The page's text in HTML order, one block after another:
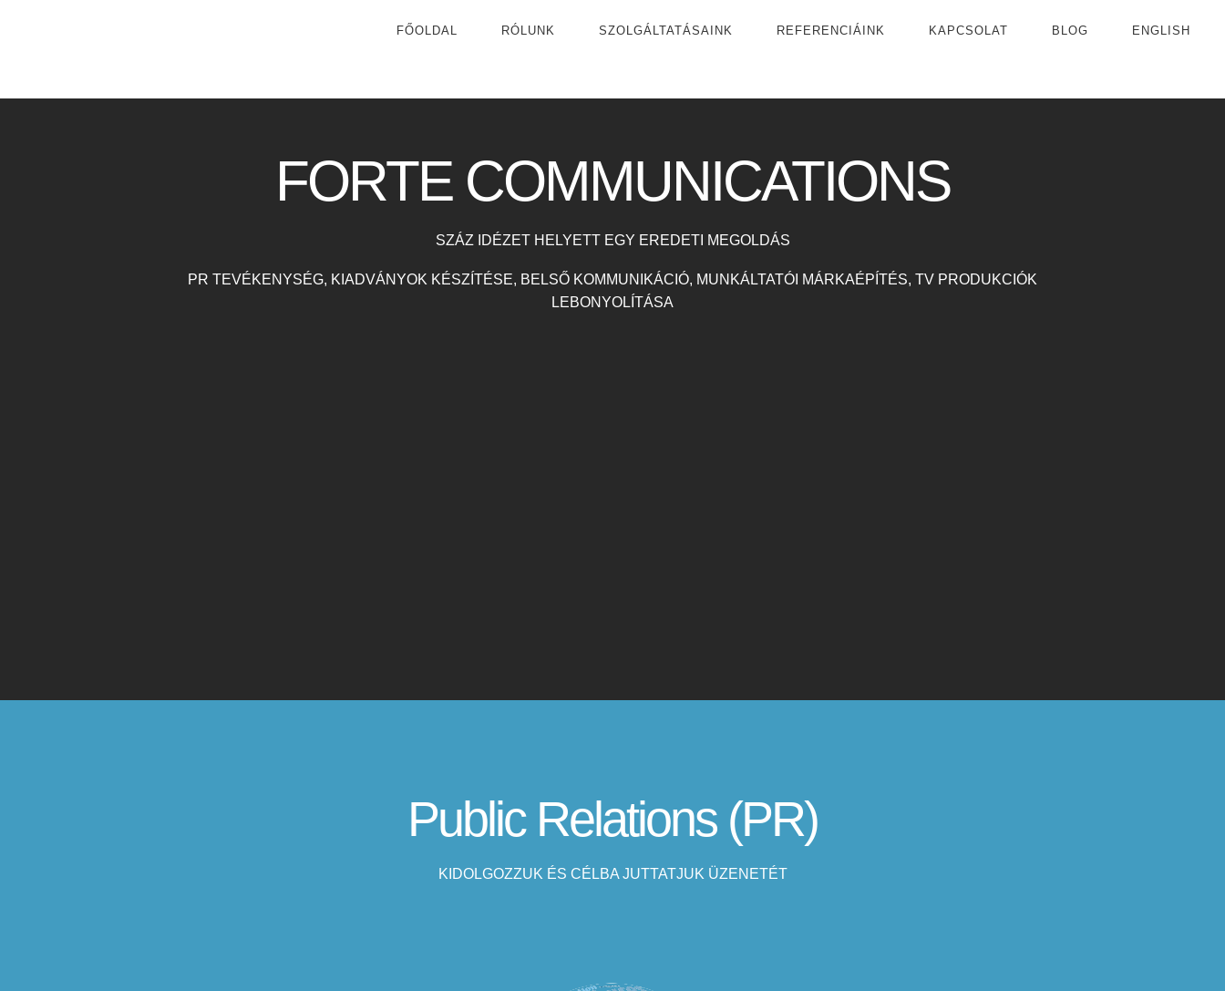
FŐOLDAL RÓLUNK SZOLGÁLTATÁSAINK REFERENCIÁINK KAPCSOLAT BLOG ENGLISH
FORTE COMMUNICATIONS
SZÁZ IDÉZET HELYETT EGY EREDETI MEGOLDÁS
PR TEVÉKENYSÉG, KIADVÁNYOK KÉSZÍTÉSE, BELSŐ KOMMUNIKÁCIÓ, MUNKÁLTATÓI MÁRKAÉPÍTÉS, TV PRODUKCIÓK
LEBONYOLÍTÁSA
Public Relations (PR)
KIDOLGOZZUK ÉS CÉLBA JUTTATJUK ÜZENETÉT